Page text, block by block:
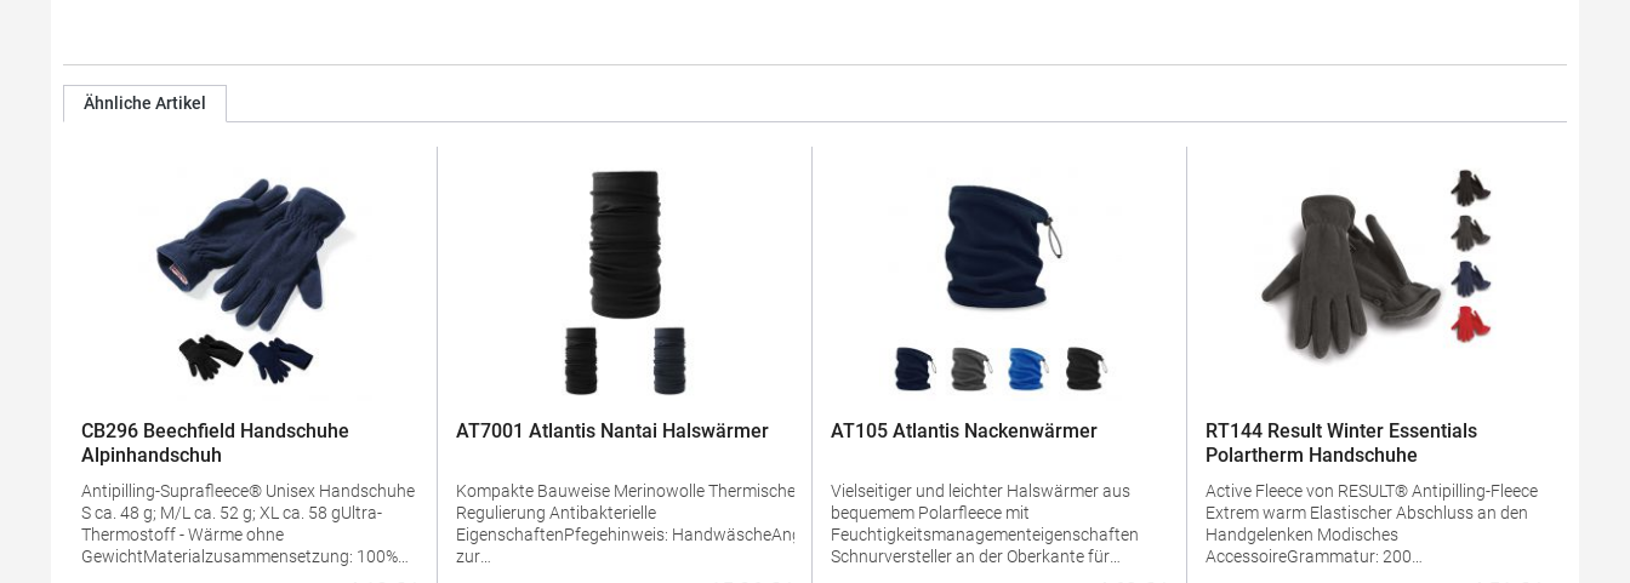
Ähnliche Artikel
CB296 Beechfield Handschuhe
Alpinhandschuh
Antipilling-Suprafleece® Unisex Handschuhe
S ca. 48 g; M/L ca. 52 g; XL ca. 58 gUltra-
Thermostoff - Wärme ohne
GewichtMaterialzusammensetzung: 100%
AT7001 Atlantis Nantai Halswärmer
Kompakte Bauweise Merinowolle Thermische
Regulierung Antibakterielle
EigenschaftenPfegehinweis: HandwäscheAngaben
zur
AT105 Atlantis Nackenwärmer
Vielseitiger und leichter Halswärmer aus
bequemem Polarfleece mit
Feuchtigkeitsmanagementeigenschaften
Schnurversteller an der Oberkante für
RT144 Result Winter Essentials
Polartherm Handschuhe
Active Fleece von RESULT® Antipilling-Fleece
Extrem warm Elastischer Abschluss an den
Handgelenken Modisches
AccessoireGrammatur: 200